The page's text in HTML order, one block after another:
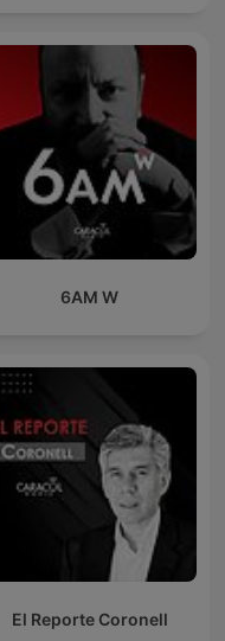
6AM W
El Reporte Coronell